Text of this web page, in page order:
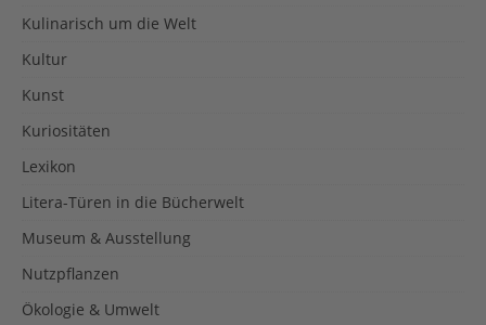
Kulinarisch um die Welt
Kultur
Kunst
Kuriositäten
Lexikon
Litera-Türen in die Bücherwelt
Museum & Ausstellung
Nutzpflanzen
Ökologie & Umwelt